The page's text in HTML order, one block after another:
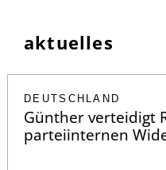
aktuelles
DEUTSCHLAND
Günther verteidigt
parteiinternen